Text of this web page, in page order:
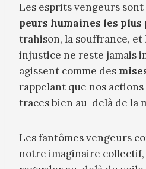
Les esprits vengeurs
peurs humaines les plus
trahison, la souffrance, et
injustice ne reste jamais
agissent comme des
rappelant que nos
traces bien au-delà de la
Les fantômes vengeurs
notre imaginaire